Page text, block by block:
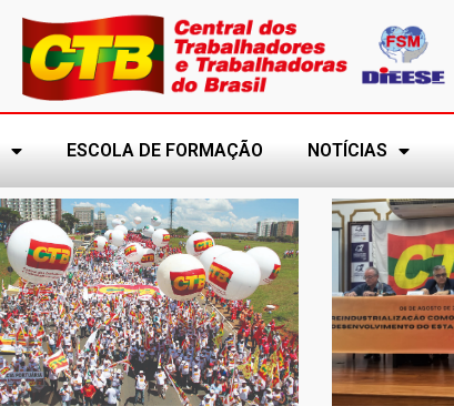
ESCOLA DE FORMAÇÃO NOTÍCIAS